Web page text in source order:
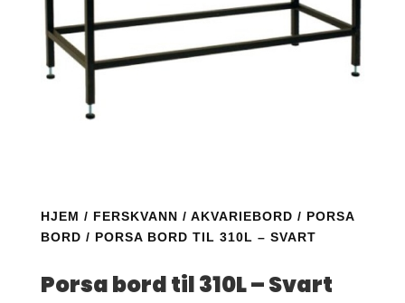
HJEM / FERSKVANN / AKVARIEBORD / PORSA
BORD / PORSA BORD TIL 310L – SVART
Porsa bord til 310L – Svart